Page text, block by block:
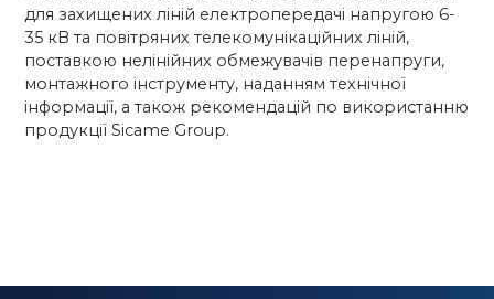
для захищених ліній електропередачі напругою 6-
35 кВ та повітряних телекомунікаційних ліній,
поставкою нелінійних обмежувачів перенапруги,
монтажного інструменту, наданням технічної
інформації, а також рекомендацій по використанню
продукції Sicame Group.